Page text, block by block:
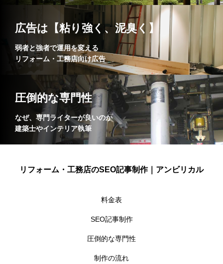
広告は【粘り強く、泥臭く】
弱者と強者で運用を変える
リフォーム・工務店向け広告
圧倒的な専門性
なぜ、専門ライターが良いのか
建築士やインテリア執筆
リフォーム・工務店のSEO記事制作｜アンビリカル
料金表
SEO記事制作
圧倒的な専門性
制作の流れ